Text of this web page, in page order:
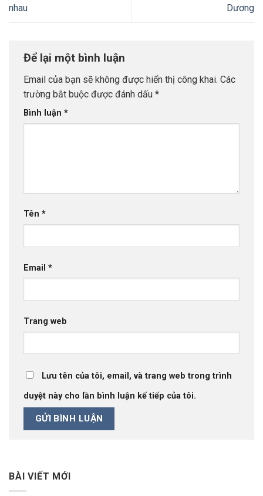
nhau
Dương
Để lại một bình luận
Email của bạn sẽ không được hiển thị công khai. Các
trường bắt buộc được đánh dấu *
Bình luận *
Tên *
Email *
Trang web
Lưu tên của tôi, email, và trang web trong trình
duyệt này cho lần bình luận kế tiếp của tôi.
BÀI VIẾT MỚI